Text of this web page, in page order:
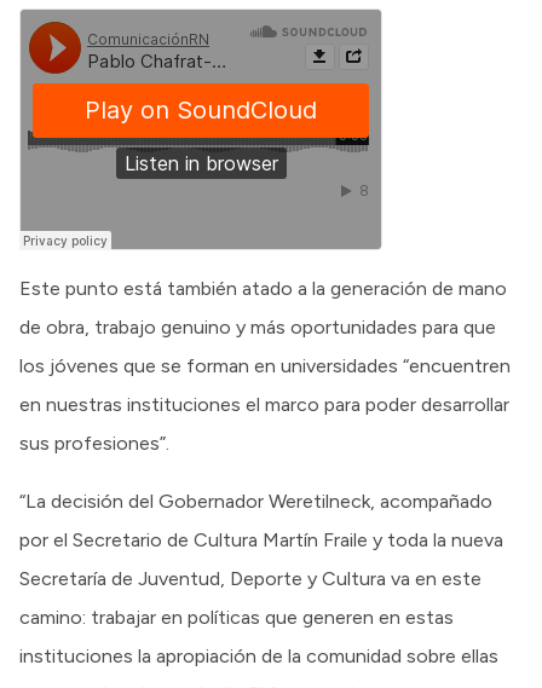
Este punto está también atado a la generación de mano
de obra, trabajo genuino y más oportunidades para que
los jóvenes que se forman en universidades “encuentren
en nuestras instituciones el marco para poder desarrollar
sus profesiones”.
“La decisión del Gobernador Weretilneck, acompañado
por el Secretario de Cultura Martín Fraile y toda la nueva
Secretaría de Juventud, Deporte y Cultura va en este
camino: trabajar en políticas que generen en estas
instituciones la apropiación de la comunidad sobre ellas